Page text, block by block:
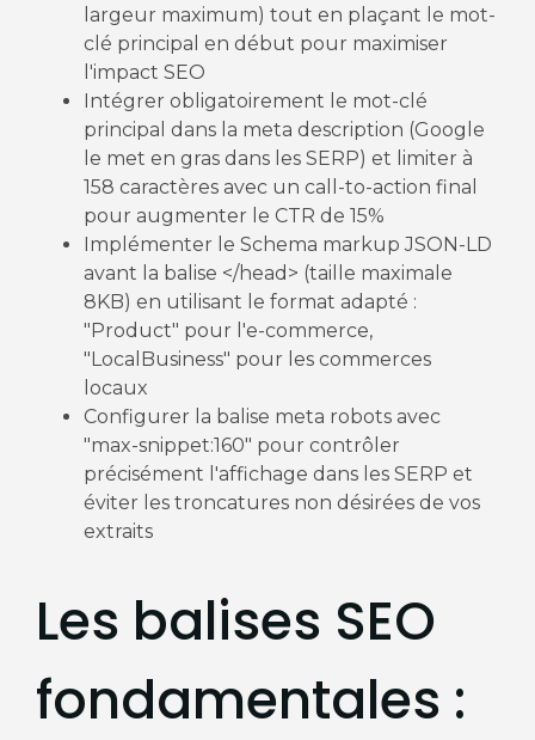
largeur maximum) tout en plaçant le mot-
clé principal en début pour maximiser
l'impact SEO
Intégrer obligatoirement le mot-clé
principal dans la meta description (Google
le met en gras dans les SERP) et limiter à
158 caractères avec un call-to-action final
pour augmenter le CTR de 15%
Implémenter le Schema markup JSON-LD
avant la balise </head> (taille maximale
8KB) en utilisant le format adapté :
"Product" pour l'e-commerce,
"LocalBusiness" pour les commerces
locaux
Configurer la balise meta robots avec
"max-snippet:160" pour contrôler
précisément l'affichage dans les SERP et
éviter les troncatures non désirées de vos
extraits
Les balises SEO
fondamentales :